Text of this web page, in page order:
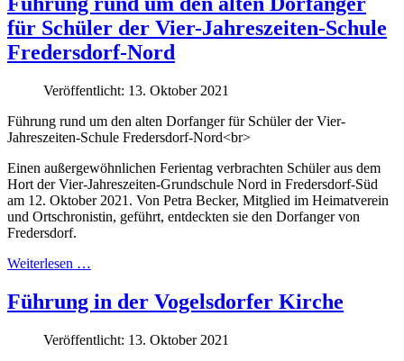
für Schüler der Vier-Jahreszeiten-Schule
Fredersdorf-Nord
Veröffentlicht: 13. Oktober 2021
Führung rund um den alten Dorfanger für Schüler der Vier-
Jahreszeiten-Schule Fredersdorf-Nord<br>
Einen außergewöhnlichen Ferientag verbrachten Schüler aus dem
Hort der Vier-Jahreszeiten-Grundschule Nord in Fredersdorf-Süd
am 12. Oktober 2021. Von Petra Becker, Mitglied im Heimatverein
und Ortschronistin, geführt, entdeckten sie den Dorfanger von
Fredersdorf.
Weiterlesen …
Führung in der Vogelsdorfer Kirche
Veröffentlicht: 13. Oktober 2021